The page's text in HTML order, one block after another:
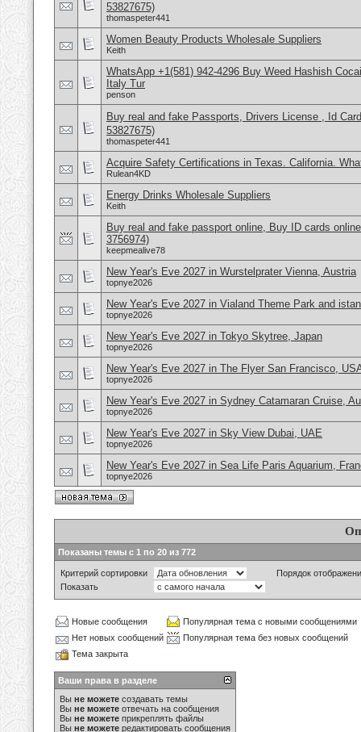
53827675)
thomaspeter441
Women Beauty Products Wholesale Suppliers
Keith
WhatsApp +1(581) 942-4296 Buy Weed Hashish
Italy Tur
penson
Buy real and fake Passports, Drivers License , Id
53827675)
thomaspeter441
Acquire Safety Certifications in Texas. California.
Rulean4KD
Energy Drinks Wholesale Suppliers
Keith
Buy real and fake passport online, Buy ID cards
3756974)
keepmealive78
New Year's Eve 2027 in Wurstelprater Vienna, Austria
topnye2026
New Year's Eve 2027 in Vialand Theme Park and
topnye2026
New Year's Eve 2027 in Tokyo Skytree, Japan
topnye2026
New Year's Eve 2027 in The Flyer San Francisco,
topnye2026
New Year's Eve 2027 in Sydney Catamaran Cruise,
topnye2026
New Year's Eve 2027 in Sky View Dubai, UAE
topnye2026
New Year's Eve 2027 in Sea Life Paris Aquarium,
topnye2026
Показаны темы с 1 по 20 из 772
Критерий сортировки
Порядок
Показать
Новые сообщения
Популярная тема с новыми сообщениями
Нет новых сообщений
Популярная тема без новых сообщений
Тема закрыта
Ваши права в разделе
Вы не можете создавать темы
Вы не можете отвечать на сообщения
Вы не можете прикреплять файлы
Вы не можете редактировать сообщения